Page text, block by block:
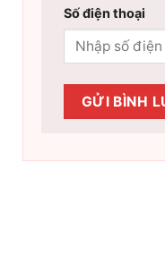
Số điện thoại